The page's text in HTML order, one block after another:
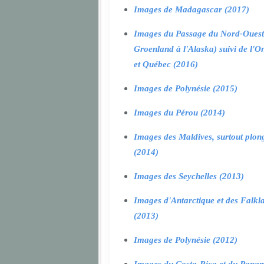
Images de Madagascar (2017)
Images du Passage du Nord-
Groenland à l'Alaska) suivi de
et Québec (2016)
Images de Polynésie (2015)
Images du Pérou (2014)
Images des Maldives, surtout
(2014)
Images des Seychelles (2013)
Images d'Antarctique et des
(2013)
Images de Polynésie (2012)